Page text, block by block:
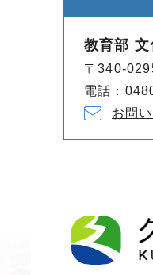
教育部
〒340-
電話：
お問